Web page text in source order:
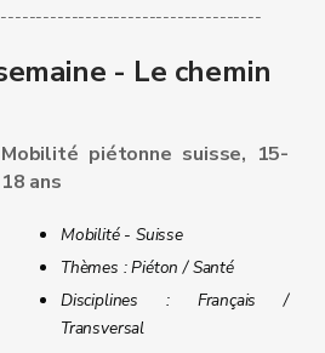
- Le chemin
Mobilité piétonne suisse, 15-
18 ans
Mobilité - Suisse
Thèmes : Piéton / Santé
Disciplines : Français /
Transversal